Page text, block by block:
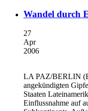
Wandel durch
27
Apr
2006
LA PAZ/BERLIN
angekündigten
Staaten
Einflussnahme auf